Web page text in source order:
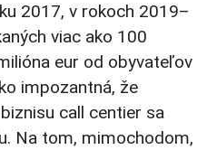
2017, v rokoch 2019–
viac ako 100
eur od obyvateľov
impozantná, že
call centier sa
Na tom, mimochodom,